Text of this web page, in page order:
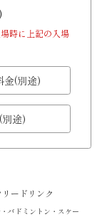
時に上記の入場
金(別途)
途)
リードリンク
バドミントン・スケー